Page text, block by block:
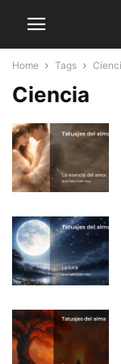
Home Tags
Ciencia